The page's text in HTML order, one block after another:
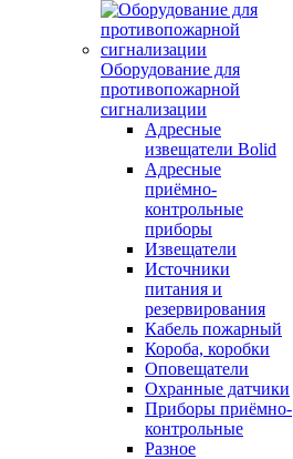
Оборудование для
противопожарной
сигнализации
Адресные
извещатели Bolid
Адресные
приёмно-
контрольные
приборы
Извещатели
Источники
питания и
резервирования
Кабель пожарный
Короба, коробки
Оповещатели
Охранные датчики
Приборы приёмно-
контрольные
Разное